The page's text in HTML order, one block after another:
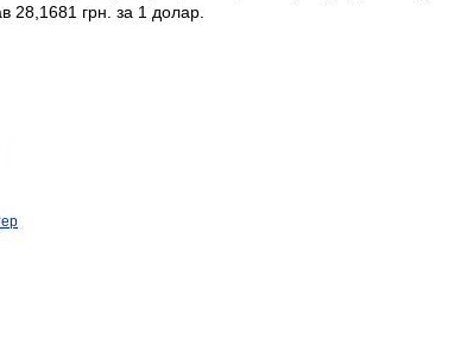
28,1681 грн. за 1 долар.